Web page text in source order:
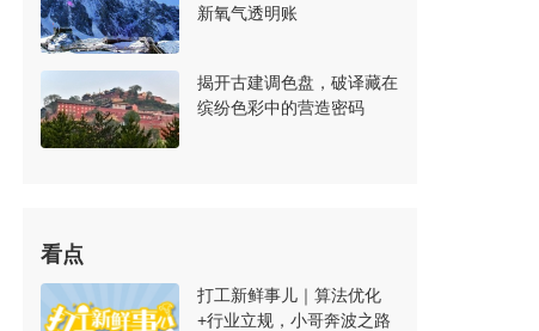
新氧气透明账
揭开古建调色盘，破译藏在
缤纷色彩中的营造密码
看点
打工新鲜事儿｜算法优化
+行业立规，小哥奔波之路